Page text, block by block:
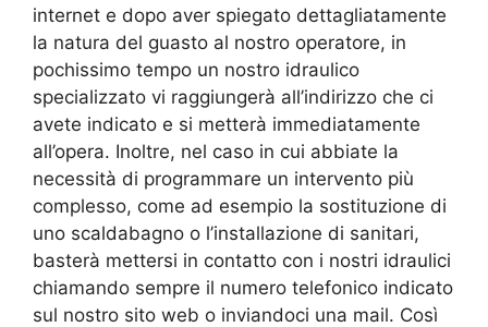
internet e dopo aver spiegato dettagliatamente
la natura del guasto al nostro operatore, in
pochissimo tempo un nostro idraulico
specializzato vi raggiungerà all’indirizzo che ci
avete indicato e si metterà immediatamente
all’opera. Inoltre, nel caso in cui abbiate la
necessità di programmare un intervento più
complesso, come ad esempio la sostituzione di
uno scaldabagno o l’installazione di sanitari,
basterà mettersi in contatto con i nostri idraulici
chiamando sempre il numero telefonico indicato
sul nostro sito web o inviandoci una mail. Così